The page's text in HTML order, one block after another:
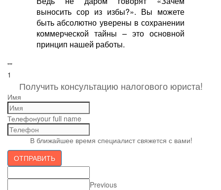
выносить сор из избы?». Вы можете
быть абсолютно уверены в сохранении
коммерческой тайны – это основной
принцип нашей работы.
""
1
Получить консультацию налогового юриста!
Имя
Телефонyour full name
В ближайшее время специалист свяжется с вами!
ОТПРАВИТЬ
Previous